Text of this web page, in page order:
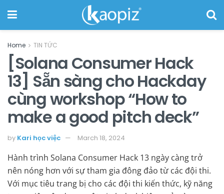
Home TIN TỨC
[Solana Consumer Hack
13] Sẵn sàng cho Hackday
cùng workshop “How to
make a good pitch deck”
by Kari học việc March 18, 2024
Hành trình Solana Consumer Hack 13 ngày càng trở
nên nóng hơn với sự tham gia đông đảo từ các đội thi.
Với mục tiêu trang bị cho các đội thi kiến thức, kỹ năng